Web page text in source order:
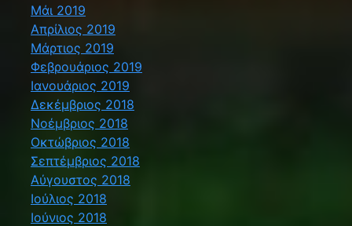
Μάι 2019
Απρίλιος 2019
Μάρτιος 2019
Φεβρουάριος 2019
Ιανουάριος 2019
Δεκέμβριος 2018
Νοέμβριος 2018
Οκτώβριος 2018
Σεπτέμβριος 2018
Αύγουστος 2018
Ιούλιος 2018
Ιούνιος 2018